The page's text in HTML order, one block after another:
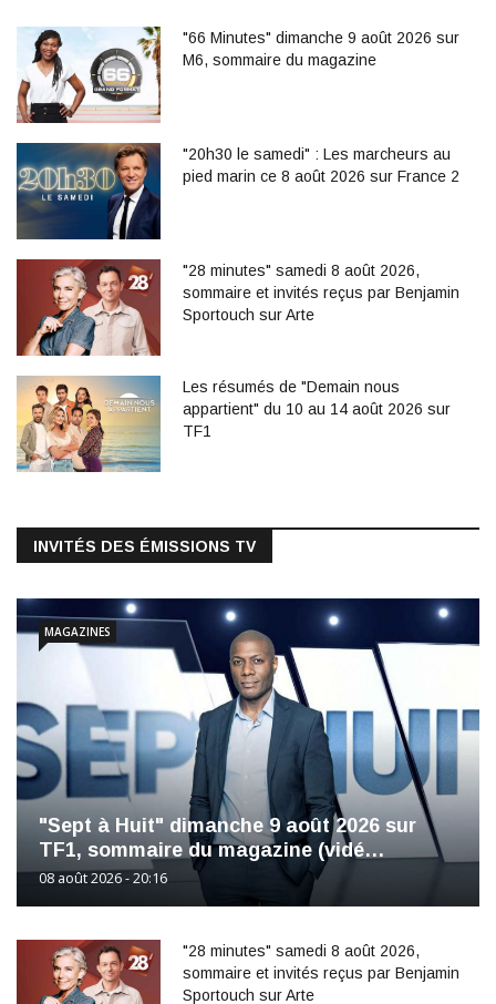
"66 Minutes" dimanche 9 août 2026 sur
M6, sommaire du magazine
"20h30 le samedi" : Les marcheurs au
pied marin ce 8 août 2026 sur France 2
"28 minutes" samedi 8 août 2026,
sommaire et invités reçus par Benjamin
Sportouch sur Arte
Les résumés de "Demain nous
appartient" du 10 au 14 août 2026 sur
TF1
INVITÉS DES ÉMISSIONS TV
"Sept à Huit" dimanche 9 août 2026 sur
TF1, sommaire du magazine (vidé…
08 août 2026 - 20:16
MAGAZINES
"28 minutes" samedi 8 août 2026,
sommaire et invités reçus par Benjamin
Sportouch sur Arte